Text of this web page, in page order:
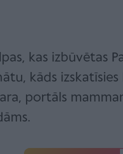
kas izbūvētas
kāds izskatīsies
portāls